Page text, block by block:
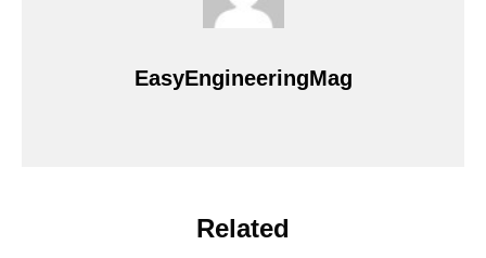
EasyEngineeringMag
Related